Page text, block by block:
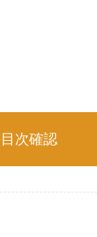
次確認